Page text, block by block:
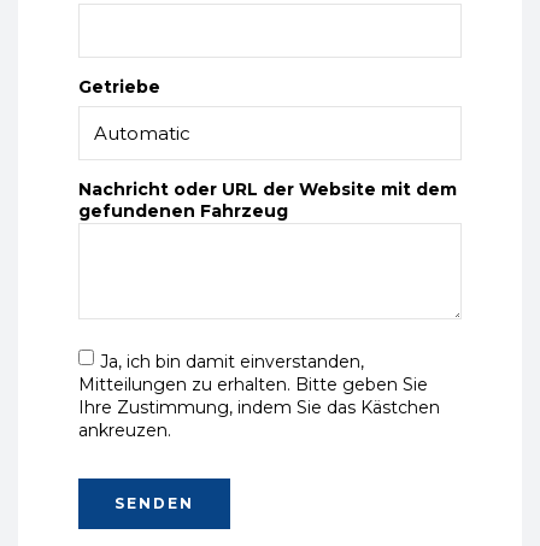
Getriebe
Nachricht oder URL der Website mit dem
gefundenen Fahrzeug
Ja, ich bin damit einverstanden,
Mitteilungen zu erhalten. Bitte geben Sie
Ihre Zustimmung, indem Sie das Kästchen
ankreuzen.